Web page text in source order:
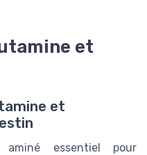
et
et
essentiel pour